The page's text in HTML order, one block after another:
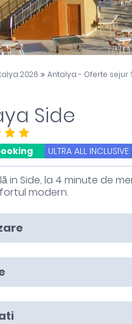
2026 Antalya - Oferte sejur
Side
ULTRA ALL INCLUSIVE
in Side, la 4 minute de
modern.